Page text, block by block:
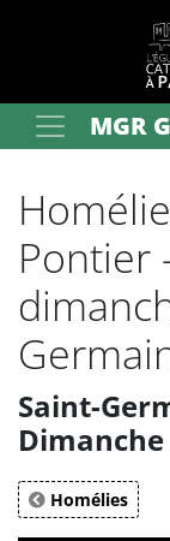
Votre recherche
MGR
Pontier
Saint-
Homélies
Panneau de